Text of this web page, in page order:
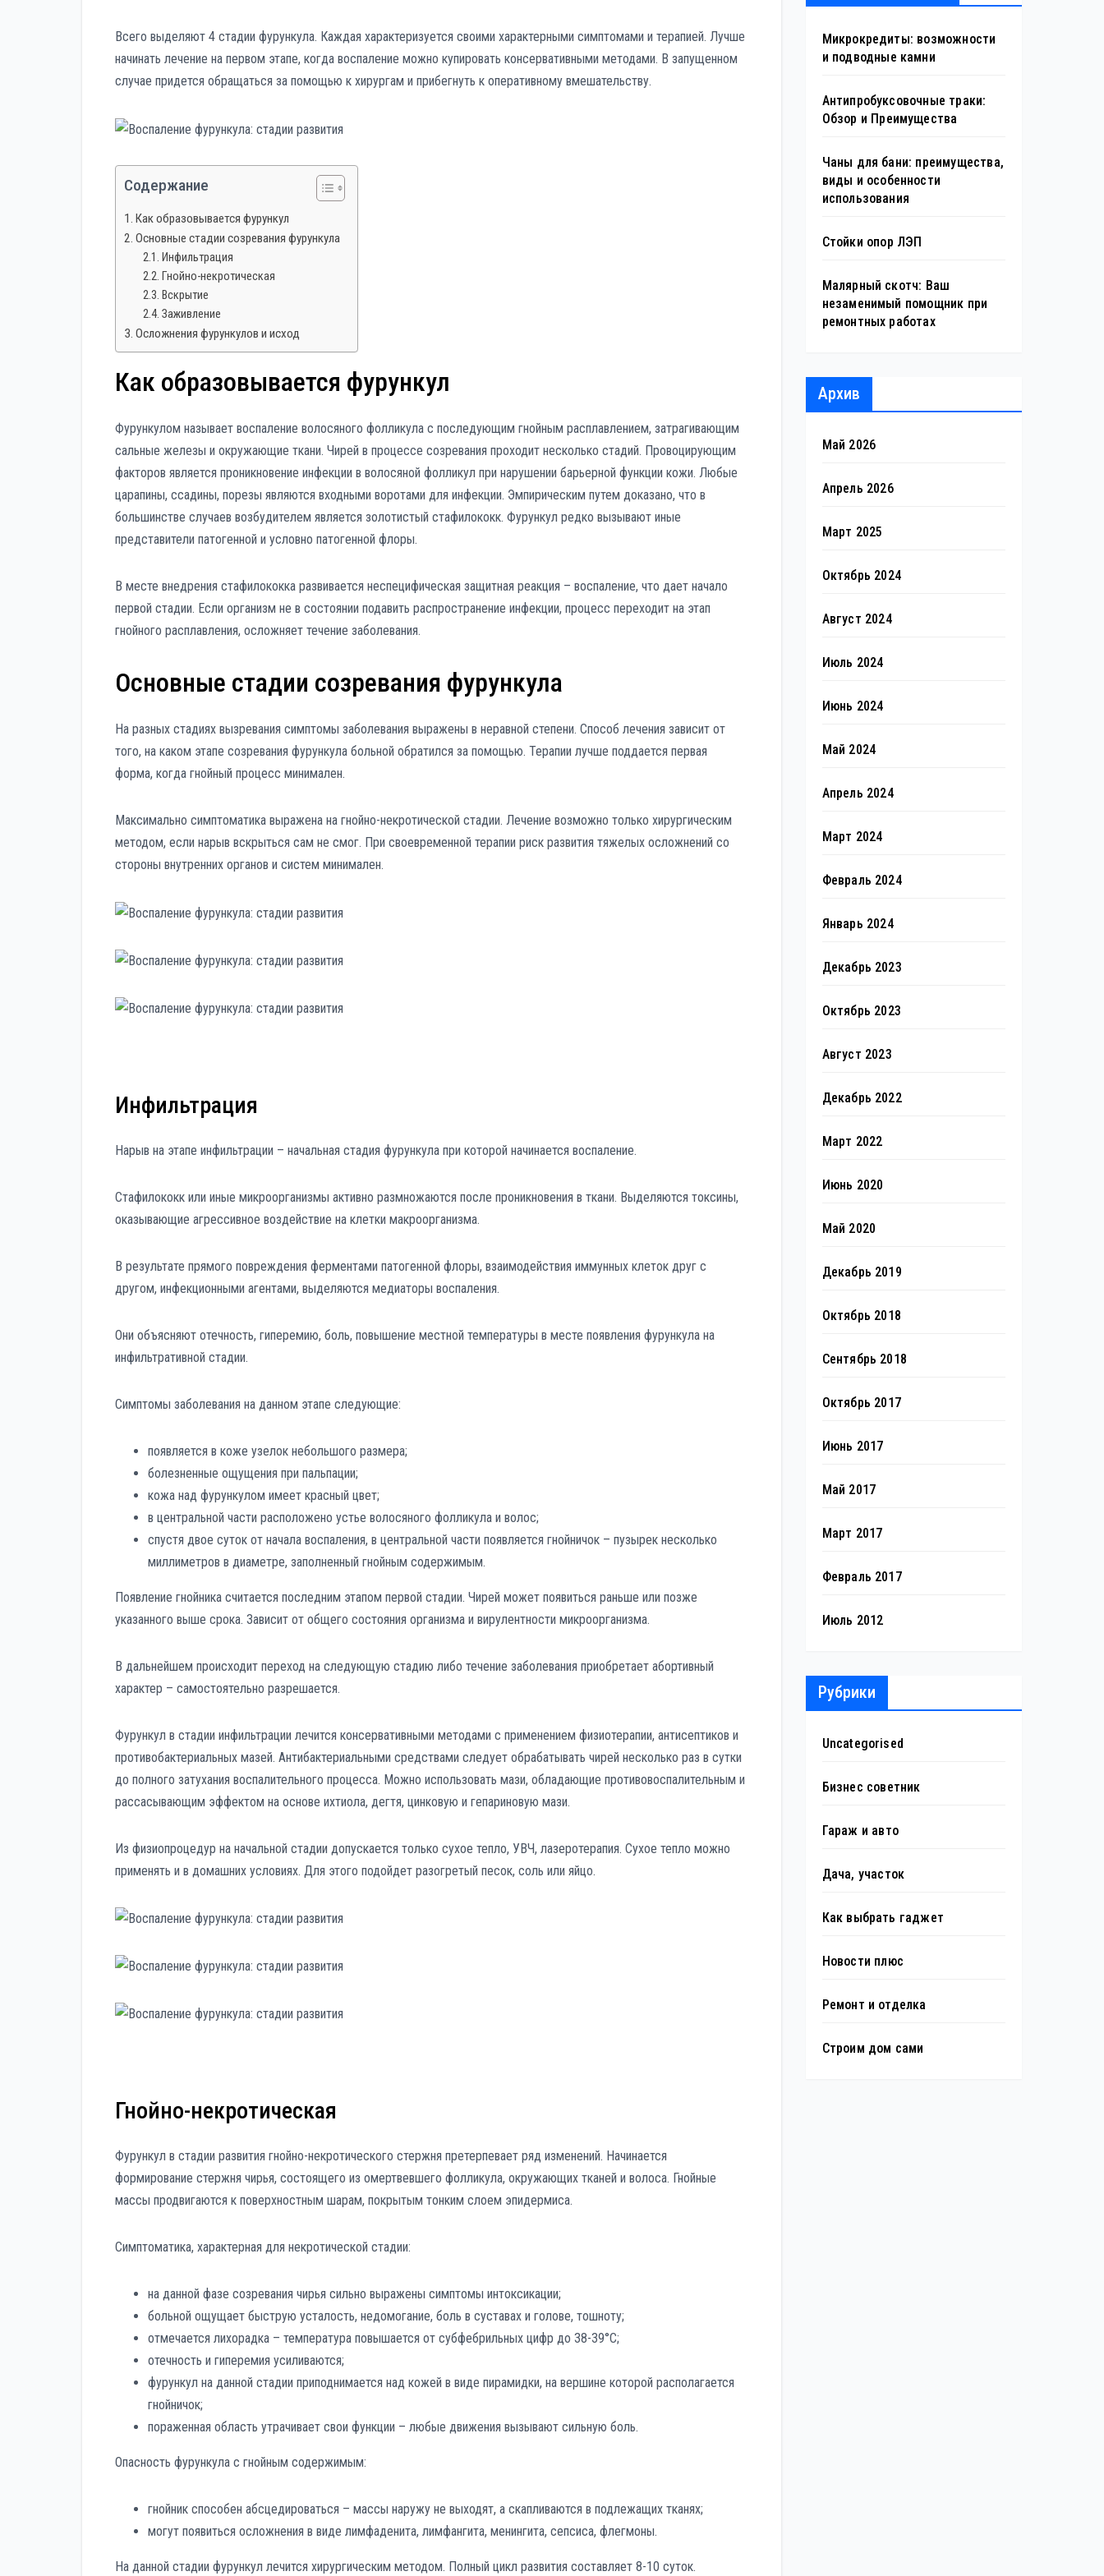
Всего выделяют 4 стадии фурункула. Каждая характеризуется своими характерными симптомами и терапией. Лучше
начинать лечение на первом этапе, когда воспаление можно купировать консервативными методами. В запущенном
случае придется обращаться за помощью к хирургам и прибегнуть к оперативному вмешательству.
Содержание
Как образовывается фурункул
Основные стадии созревания фурункула
Инфильтрация
Гнойно-некротическая
Вскрытие
Заживление
Осложнения фурункулов и исход
Как образовывается фурункул
Фурункулом называет воспаление волосяного фолликула с последующим гнойным расплавлением, затрагивающим
сальные железы и окружающие ткани. Чирей в процессе созревания проходит несколько стадий. Провоцирующим
факторов является проникновение инфекции в волосяной фолликул при нарушении барьерной функции кожи. Любые
царапины, ссадины, порезы являются входными воротами для инфекции. Эмпирическим путем доказано, что в
большинстве случаев возбудителем является золотистый стафилококк. Фурункул редко вызывают иные
представители патогенной и условно патогенной флоры.
В месте внедрения стафилококка развивается неспецифическая защитная реакция – воспаление, что дает начало
первой стадии. Если организм не в состоянии подавить распространение инфекции, процесс переходит на этап
гнойного расплавления, осложняет течение заболевания.
Основные стадии созревания фурункула
На разных стадиях вызревания симптомы заболевания выражены в неравной степени. Способ лечения зависит от
того, на каком этапе созревания фурункула больной обратился за помощью. Терапии лучше поддается первая
форма, когда гнойный процесс минимален.
Максимально симптоматика выражена на гнойно-некротической стадии. Лечение возможно только хирургическим
методом, если нарыв вскрыться сам не смог. При своевременной терапии риск развития тяжелых осложнений со
стороны внутренних органов и систем минимален.
Инфильтрация
Нарыв на этапе инфильтрации – начальная стадия фурункула при которой начинается воспаление.
Стафилококк или иные микроорганизмы активно размножаются после проникновения в ткани. Выделяются токсины,
оказывающие агрессивное воздействие на клетки макроорганизма.
В результате прямого повреждения ферментами патогенной флоры, взаимодействия иммунных клеток друг с
другом, инфекционными агентами, выделяются медиаторы воспаления.
Они объясняют отечность, гиперемию, боль, повышение местной температуры в месте появления фурункула на
инфильтративной стадии.
Симптомы заболевания на данном этапе следующие:
появляется в коже узелок небольшого размера;
болезненные ощущения при пальпации;
кожа над фурункулом имеет красный цвет;
в центральной части расположено устье волосяного фолликула и волос;
спустя двое суток от начала воспаления, в центральной части появляется гнойничок – пузырек несколько
миллиметров в диаметре, заполненный гнойным содержимым.
Появление гнойника считается последним этапом первой стадии. Чирей может появиться раньше или позже
указанного выше срока. Зависит от общего состояния организма и вирулентности микроорганизма.
В дальнейшем происходит переход на следующую стадию либо течение заболевания приобретает абортивный
характер – самостоятельно разрешается.
Фурункул в стадии инфильтрации лечится консервативными методами с применением физиотерапии, антисептиков и
противобактериальных мазей. Антибактериальными средствами следует обрабатывать чирей несколько раз в сутки
до полного затухания воспалительного процесса. Можно использовать мази, обладающие противовоспалительным и
рассасывающим эффектом на основе ихтиола, дегтя, цинковую и гепариновую мази.
Из физиопроцедур на начальной стадии допускается только сухое тепло, УВЧ, лазеротерапия. Сухое тепло можно
применять и в домашних условиях. Для этого подойдет разогретый песок, соль или яйцо.
Гнойно-некротическая
Фурункул в стадии развития гнойно-некротического стержня претерпевает ряд изменений. Начинается
формирование стержня чирья, состоящего из омертвевшего фолликула, окружающих тканей и волоса. Гнойные
массы продвигаются к поверхностным шарам, покрытым тонким слоем эпидермиса.
Симптоматика, характерная для некротической стадии:
на данной фазе созревания чирья сильно выражены симптомы интоксикации;
больной ощущает быструю усталость, недомогание, боль в суставах и голове, тошноту;
отмечается лихорадка – температура повышается от субфебрильных цифр до 38-39°С;
отечность и гиперемия усиливаются;
фурункул на данной стадии приподнимается над кожей в виде пирамидки, на вершине которой располагается
гнойничок;
пораженная область утрачивает свои функции – любые движения вызывают сильную боль.
Опасность фурункула с гнойным содержимым:
гнойник способен абсцедироваться – массы наружу не выходят, а скапливаются в подлежащих тканях;
могут появиться осложнения в виде лимфаденита, лимфангита, менингита, сепсиса, флегмоны.
На данной стадии фурункул лечится хирургическим методом. Полный цикл развития составляет 8-10 суток.
Микрокредиты: возможности
и подводные камни
Антипробуксовочные траки:
Обзор и Преимущества
Чаны для бани: преимущества,
виды и особенности
использования
Стойки опор ЛЭП
Малярный скотч: Ваш
незаменимый помощник при
ремонтных работах
Архив
Май 2026
Апрель 2026
Март 2025
Октябрь 2024
Август 2024
Июль 2024
Июнь 2024
Май 2024
Апрель 2024
Март 2024
Февраль 2024
Январь 2024
Декабрь 2023
Октябрь 2023
Август 2023
Декабрь 2022
Март 2022
Июнь 2020
Май 2020
Декабрь 2019
Октябрь 2018
Сентябрь 2018
Октябрь 2017
Июнь 2017
Май 2017
Март 2017
Февраль 2017
Июль 2012
Рубрики
Uncategorised
Бизнес советник
Гараж и авто
Дача, участок
Как выбрать гаджет
Новости плюс
Ремонт и отделка
Строим дом сами